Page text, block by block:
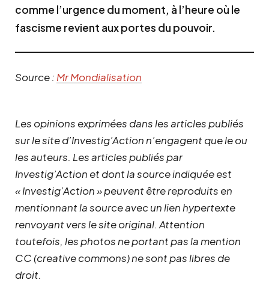
comme l’urgence du moment, à l’heure où le
fascisme revient aux portes du pouvoir.
Source : Mr Mondialisation
Les opinions exprimées dans les articles publiés
sur le site d’Investig’Action n’engagent que le ou
les auteurs. Les articles publiés par
Investig’Action et dont la source indiquée est
« Investig’Action » peuvent être reproduits en
mentionnant la source avec un lien hypertexte
renvoyant vers le site original. Attention
toutefois, les photos ne portant pas la mention
CC (creative commons) ne sont pas libres de
droit.